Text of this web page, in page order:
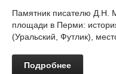
Памятник писателю Д.Н.
площади в Перми:
(Уральский, Футлик),
Подробнее